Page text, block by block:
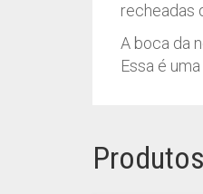
recheadas
A boca da
Essa é